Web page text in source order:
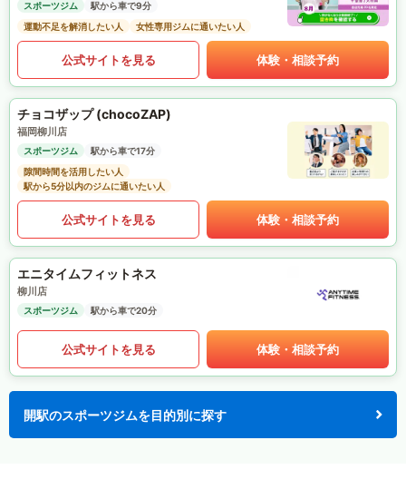
スポーツジム
駅から車で9分
運動不足を解消したい人
女性専用ジムに通いたい人
公式サイトを見る 体験・相談予約
チョコザップ (chocoZAP)
福岡柳川店
スポーツジム
駅から車で17分
隙間時間を活用したい人
駅から5分以内のジムに通いたい人
公式サイトを見る 体験・相談予約
エニタイムフィットネス
柳川店
スポーツジム 駅から車で20分
公式サイトを見る 体験・相談予約
開駅のスポーツジムを目的別に探す